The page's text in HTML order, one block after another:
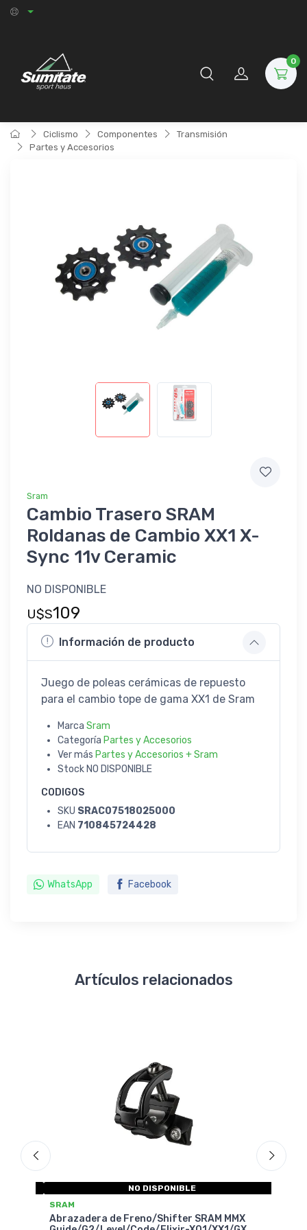
0
Ciclismo Componentes
Transmisión
Partes y Accesorios
Sram
Cambio Trasero SRAM
Roldanas de Cambio XX1 X-
Sync 11v Ceramic
NO DISPONIBLE
U$S109
Información de producto
Juego de poleas cerámicas de repuesto
para el cambio tope de gama XX1 de Sram
Marca Sram
Categoría Partes y Accesorios
Ver más Partes y Accesorios + Sram
Stock NO DISPONIBLE
CODIGOS
SKU SRAC07518025000
EAN 710845724428
WhatsApp Facebook
Artículos relacionados
MMX
NO DISPONIBLE
Abrazadera de Freno/Shifter SRAM/AVID